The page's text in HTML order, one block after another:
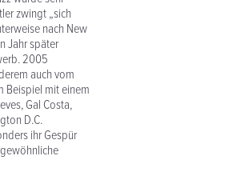
zwingt „sich
nach New
Jahr später
2005
auch vom
Beispiel mit einem
Gal Costa,
D.C.
ihr Gespür